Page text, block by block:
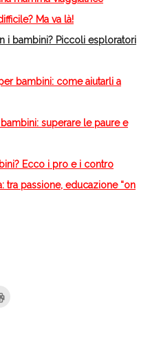
Ma va là!
i bambini? Piccoli esploratori
bambini: come aiutarli a
superare le paure e
Ecco i pro e i contro
tra passione, educazione “on